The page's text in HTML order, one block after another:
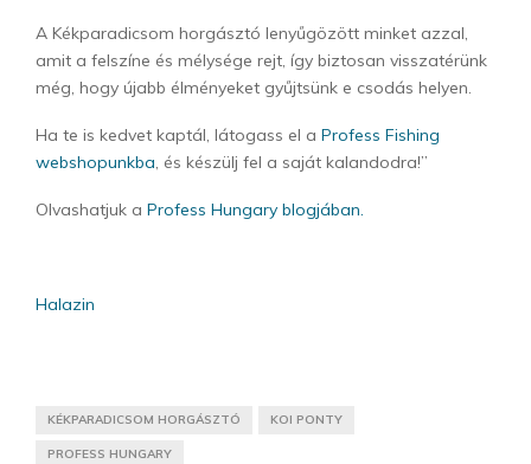
A Kékparadicsom horgásztó lenyűgözött minket azzal,
amit a felszíne és mélysége rejt, így biztosan visszatérünk
még, hogy újabb élményeket gyűjtsünk e csodás helyen.
Ha te is kedvet kaptál, látogass el a Profess Fishing
webshopunkba, és készülj fel a saját kalandodra!”
Olvashatjuk a Profess Hungary blogjában.
Halazin
KÉKPARADICSOM HORGÁSZTÓ KOI PONTY
PROFESS HUNGARY